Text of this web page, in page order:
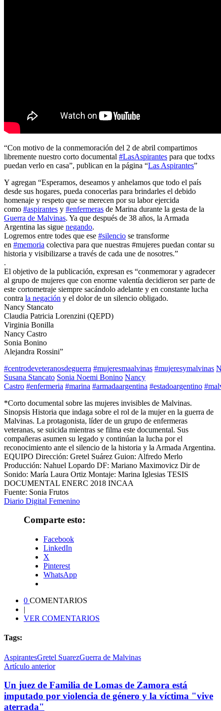
“Con motivo de la conmemoración del 2 de abril compartimos
libremente nuestro corto documental #LasAspirantes para que todxs
puedan verlo en casa”, publican en la página “Las Aspirantes”
Y agregan “Esperamos, deseamos y anhelamos que todo el país
desde sus hogares, pueda conocerlas para brindarles el debido
homenaje y respeto que se merecen por su labor ejercida
como #aspirantes y #enfermeras de Marina durante la gesta de la
Guerra de Malvinas. Ya que después de 38 años, la Armada
Argentina las sigue negando.
Logremos entre todes que ese #silencio se transforme
en #memoria colectiva para que nuestras #mujeres puedan contar su
historia y visibilizarse a través de cada une de nosotres.”
.
El objetivo de la publicación, expresan es “conmemorar y agradecer
al grupo de mujeres que con enorme valentía decidieron ser parte de
este cortometraje siempre sacándolo adelante y en constante lucha
contra la negación y el dolor de un silencio obligado.
Nancy Stancato
Claudia Patricia Lorenzini (QEPD)
Virginia Bonilla
Nancy Castro
Sonia Bonino
Alejandra Rossini”
#centrodeveteranosdeguerra #mujeresmaalvinas #mujeresymalvinas
Susana Stancato Sonia Noemi Bonino Nancy
Castro #enfermeria #marina #armadaargentina #estadoargentino #
*Corto documental sobre las mujeres invisibles de Malvinas.
Sinopsis Historia que indaga sobre el rol de la mujer en la guerra de
Malvinas. La protagonista, líder de un grupo de enfermeras
veteranas, se suicida mientras se filma este documental. Sus
compañeras asumen su legado y continúan la lucha por el
reconocimiento ante el silencio de la historia y la Armada Argentina.
EQUIPO Dirección: Gretel Suárez Guion: Alfredo Merlo
Producción: Nahuel Lopardo DF: Mariano Maximovicz Dir de
Sonido: María Laura Ortiz Montaje: Marina Iglesias TESIS
DOCUMENTAL ENERC 2018 INCAA
Fuente: Sonia Frutos
Diario Digital Femenino
Comparte esto:
Facebook
LinkedIn
X
Pinterest
WhatsApp
0 COMENTARIOS
|
VER COMENTARIOS
Tags:
AspirantesGretel SuarezGuerra de Malvinas
Artículo anterior
Un juez de Familia de Lomas de Zamora está
imputado por violencia de género y la víctima "vive
aterrada"